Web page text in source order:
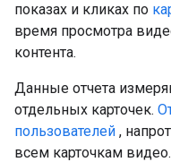
показах и кликах по
время просмотра
контента.
Данные отчета
отдельных карточек.
пользователей ,
всем карточкам видео.